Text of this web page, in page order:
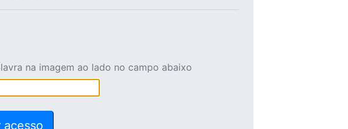
na imagem ao lado no campo abaixo